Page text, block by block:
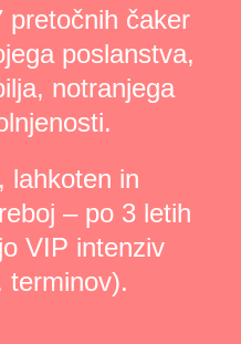
pretočnih čaker
poslanstva,
notranjega
lahkoten in
– po 3 letih
VIP intenziv
terminov).